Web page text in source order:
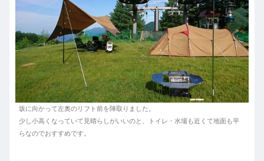
坂に向かって左奥のリフト前を陣取りました。
少し小高くなっていて見晴らしがいいのと、トイレ・水場も近くて地面も平
らなのでおすすめです。